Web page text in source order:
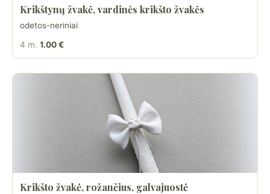
Krikštynų žvakė, vardinės krikšto žvakės
odetos-neriniai
4 m. 1.00 €
Krikšto žvakė, rožančius, galvajuostė